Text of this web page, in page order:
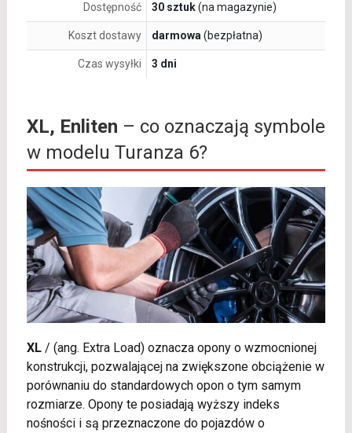
Dostępność 30 sztuk(na magazynie)
Koszt dostawy darmowa (bezpłatna)
Czas wysyłki 3 dni
XL, Enliten – co oznaczają symbole
w modelu Turanza 6?
XL/ (ang. Extra Load) oznacza opony o wzmocnionej
konstrukcji, pozwalającej na zwiększone obciążenie w
porównaniu do standardowych opon o tym samym
rozmiarze. Opony te posiadają wyższy indeks
nośności i są przeznaczone do pojazdów o